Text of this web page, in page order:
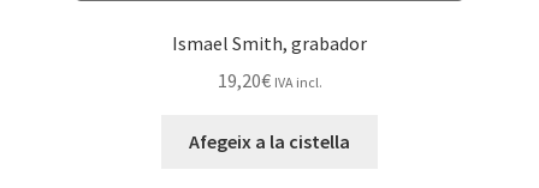
Ismael Smith, grabador
19,20€ IVA incl.
Afegeix a la cistella